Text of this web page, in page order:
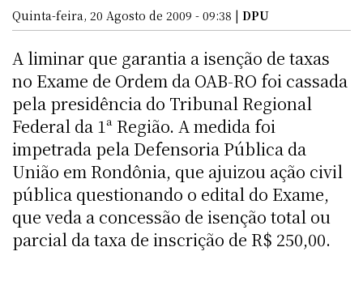
Quinta-feira, 20 Agosto de 2009 - 09:38 | DPU
A liminar que garantia a isenção de taxas
no Exame de Ordem da OAB-RO foi cassada
pela presidência do Tribunal Regional
Federal da 1ª Região. A medida foi
impetrada pela Defensoria Pública da
União em Rondônia, que ajuizou ação civil
pública questionando o edital do Exame,
que veda a concessão de isenção total ou
parcial da taxa de inscrição de R$ 250,00.